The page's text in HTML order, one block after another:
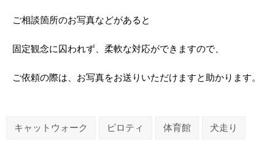
ご相談箇所のお写真などがあると
固定観念に囚われず、柔軟な対応ができますので、
ご依頼の際は、お写真をお送りいただけますと助かります。
キャットウォーク ピロティ 体育館 犬走り